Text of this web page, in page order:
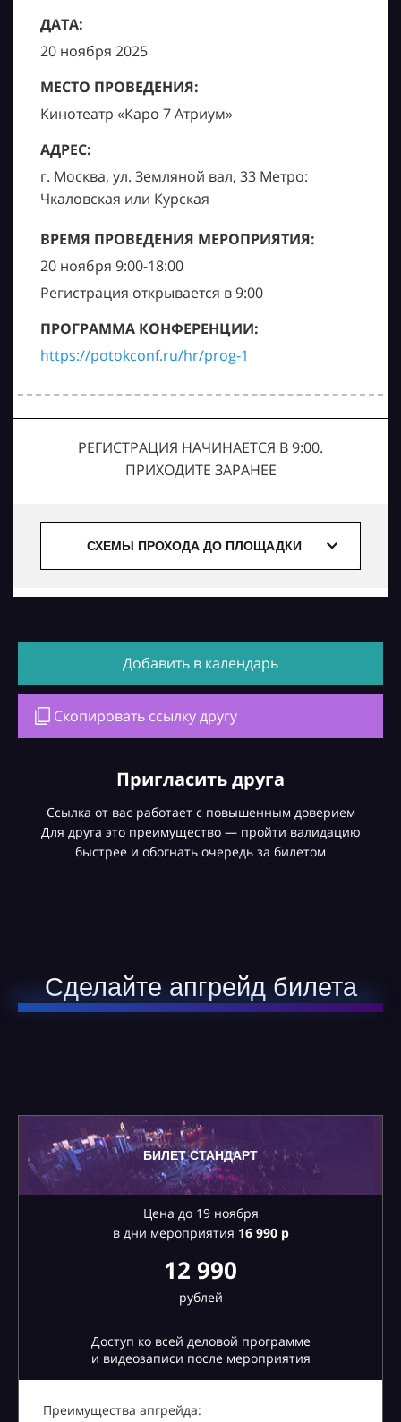
ДАТА:
20 ноября 2025
МЕСТО ПРОВЕДЕНИЯ:
Кинотеатр «Каро 7 Атриум»
АДРЕС:
г. Москва, ул. Земляной вал, 33 Метро:
Чкаловская или Курская
ВРЕМЯ ПРОВЕДЕНИЯ МЕРОПРИЯТИЯ:
20 ноября 9:00-18:00
Регистрация открывается в 9:00
ПРОГРАММА КОНФЕРЕНЦИИ:
https://potokconf.ru/hr/prog-1
РЕГИСТРАЦИЯ НАЧИНАЕТСЯ В 9:00.
ПРИХОДИТЕ ЗАРАНЕЕ
СХЕМЫ ПРОХОДА ДО ПЛОЩАДКИ
Добавить в календарь
Скопировать ссылку другу
Пригласить друга
Ссылка от вас работает с повышенным доверием
Для друга это преимущество — пройти валидацию
быстрее и обогнать очередь за билетом
Сделайте апгрейд билета
БИЛЕТ СТАНДАРТ
Цена до 19 ноября
в дни мероприятия 16990 р
12 990
рублей
Доступ ко всей деловой программе
и видеозаписи после мероприятия
Преимущества апгрейда: